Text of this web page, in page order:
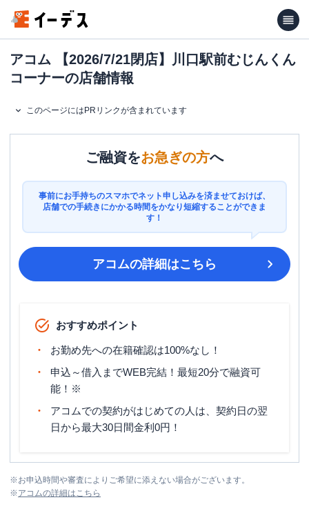
アコム 【2026/7/21閉店】川口駅前むじんくん
コーナーの店舗情報
このページにはPRリンクが含まれています
ご融資をお急ぎの方へ
事前にお手持ちのスマホでネット申し込みを済ませておけば、
店舗での手続きにかかる時間をかなり短縮することができま
す！
アコムの詳細はこちら
おすすめポイント
お勤め先への在籍確認は100%なし！
申込～借入までWEB完結！最短20分で融資可
能！※
アコムでの契約がはじめての人は、契約日の翌
日から最大30日間金利0円！
※お申込時間や審査によりご希望に添えない場合がございます。
※アコムの詳細はこちら